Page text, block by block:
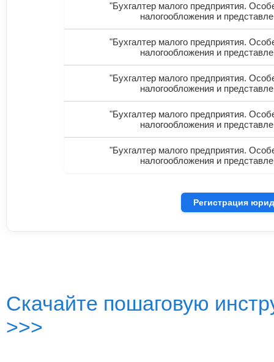
"Бухгалтер малого предприятия.
налогообложения и
"Бухгалтер малого предприятия.
налогообложения и
"Бухгалтер малого предприятия.
налогообложения и
"Бухгалтер малого предприятия.
налогообложения и
"Бухгалтер малого предприятия.
налогообложения и
Регистрация
Скачайте пошаговую
>>>